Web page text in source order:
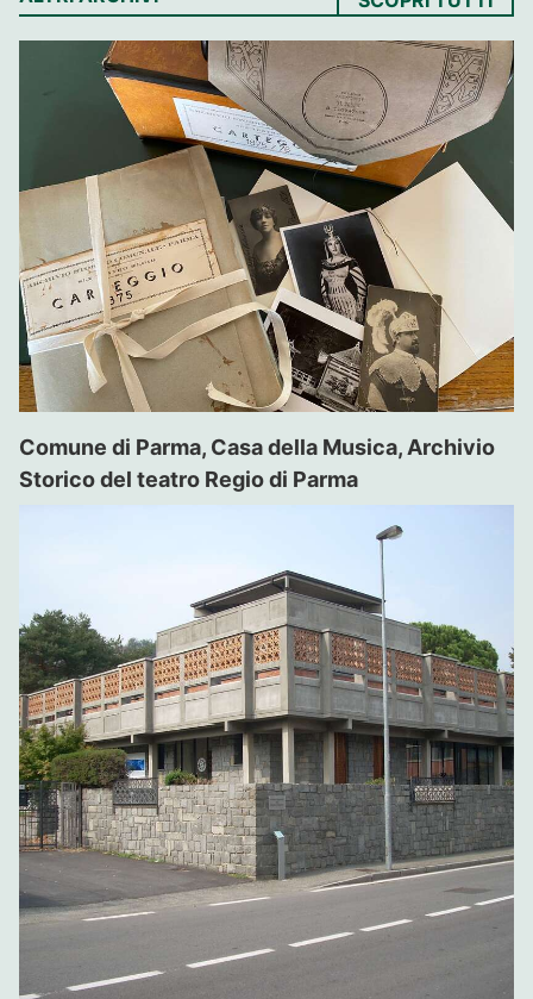
Comune di Parma, Casa della Musica, Archivio
Storico del teatro Regio di Parma